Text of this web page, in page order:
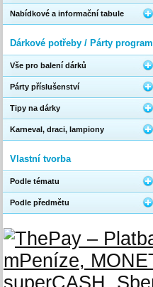
Nabídkové a informační tabule
Dárkové potřeby / Párty program
Vše pro balení dárků
Párty příslušenství
Tipy na dárky
Karneval, draci, lampiony
Vlastní tvorba
Podle tématu
Podle předmětu